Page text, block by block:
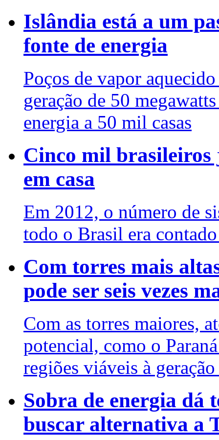
Islândia está a um
fonte de energia
Poços de vapor
geração de 50
energia a 50 mil casas
Cinco mil
em casa
Em 2012, o número de
todo o Brasil era
Com torres mais
pode ser seis vezes
Com as torres maiores,
potencial, como o
regiões viáveis à
Sobra de energia dá
buscar alternativa a